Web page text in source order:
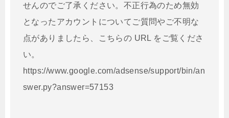
せんのでご了承ください。不正行為のため無効
となったアカウントについてご質問やご不明な
点がありましたら、こちらの URL をご覧くださ
い。
https://www.google.com/adsense/support/bin/an
swer.py?answer=57153